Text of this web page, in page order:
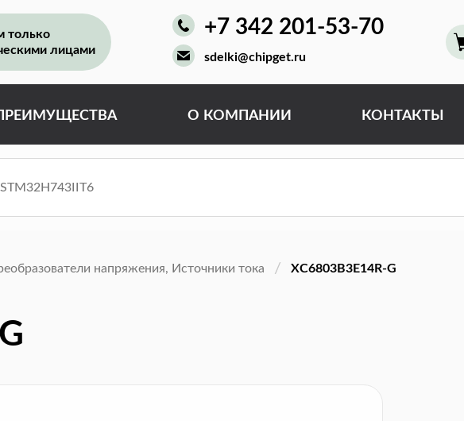
только
лицами
+7 342 201-53-70
sdelki@chipget.ru
О КОМПАНИИ КОНТАКТЫ
напряжения, Источники тока XC6803B3E14R-G